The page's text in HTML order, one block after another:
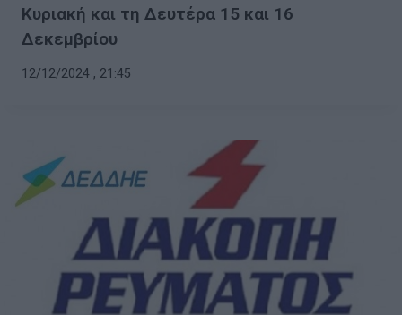
Κυριακή και τη Δευτέρα 15 και 16
Δεκεμβρίου
12/12/2024 , 21:45